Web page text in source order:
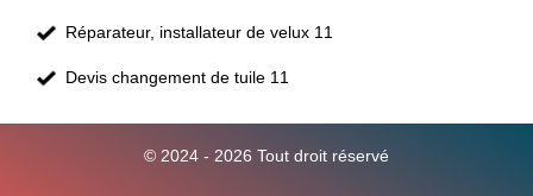
Réparateur, installateur de velux 11
Devis changement de tuile 11
© 2024 - 2026 Tout droit réservé